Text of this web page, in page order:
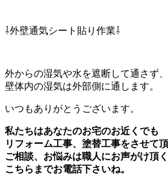
⇩外壁通気シート貼り作業⇩
外からの湿気や水を遮断して通さず、
壁体内の湿気は外部側に通します。
いつもありがとうございます。
私たちはあなたのお宅のお近くでも
リフォーム工事、塗替工事をさせて
ご相談、お悩みは職人にお声がけ頂
こちらまでお電話下さいね。